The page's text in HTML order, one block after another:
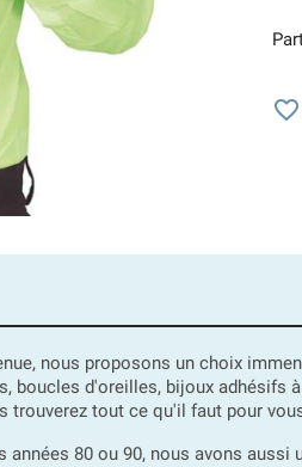

nous proposons un choix
boucles d'oreilles, bijoux
trouverez tout ce qu'il faut pour
années 80 ou 90, nous avons